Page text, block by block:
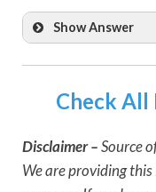
Show Answer
Check All
Disclaimer –Source
We are providing